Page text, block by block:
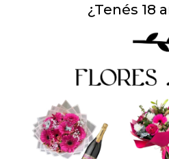
Dejá tu
¿Tenés 18